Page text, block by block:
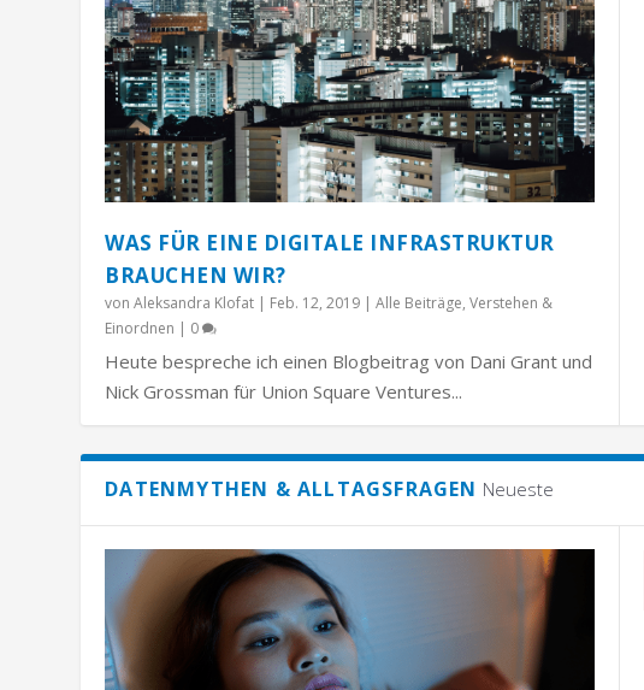
WAS FÜR EINE DIGITALE INFRASTRUKTUR
BRAUCHEN WIR?
vonAleksandra Klofat | Feb. 12, 2019 |Alle Beiträge,Verstehen &
Einordnen | 0
Heute bespreche ich einen Blogbeitrag von Dani Grant und
Nick Grossman für Union Square Ventures...
DATENMYTHEN & ALLTAGSFRAGEN Neueste